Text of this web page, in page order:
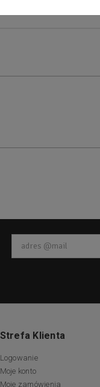
Strefa Klienta
Logowanie
Moje konto
Moje zamówienia